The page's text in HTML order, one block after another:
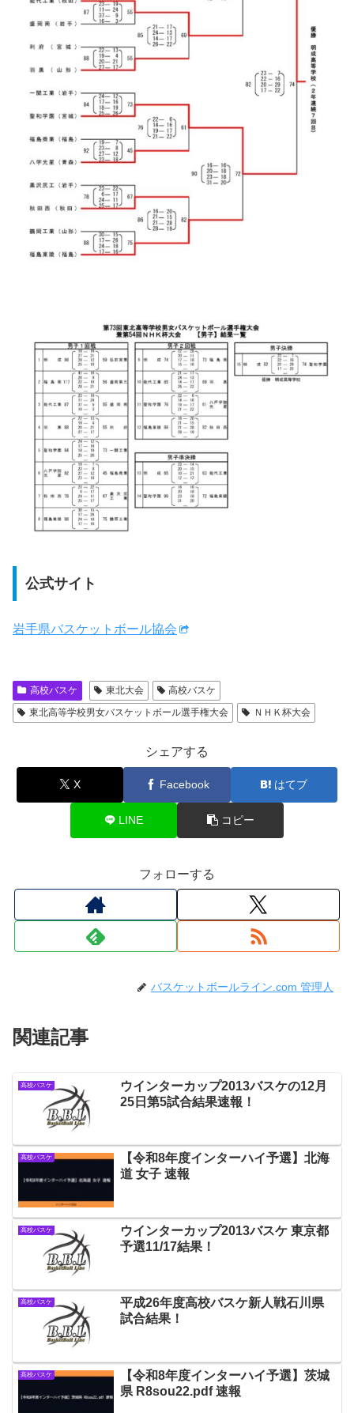
公式サイト
岩手県バスケットボール協会
高校バスケ 東北大会
高校バスケ
東北高等学校男女バスケットボール選手権大会
ＮＨＫ杯大会
シェアする
X Facebook はてブ
LINE コピー
フォローする
バスケットボールライン.com 管理人
関連記事
高校バスケ
ウインターカップ2013バスケの12月
25日第5試合結果速報！
高校バスケ
【令和8年度インターハイ予選】北海
道 女子 速報
高校バスケ
ウインターカップ2013バスケ 東京都
予選11/17結果！
高校バスケ
平成26年度高校バスケ新人戦石川県
試合結果！
高校バスケ
【令和8年度インターハイ予選】茨城
県 R8sou22.pdf 速報